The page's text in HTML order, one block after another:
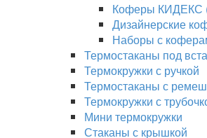
Коферы КИДЕКС
Дизайнерские
Наборы с
Термостаканы под
Термокружки с ручкой
Термостаканы с
Термокружки с
Мини термокружки
Стаканы с крышкой